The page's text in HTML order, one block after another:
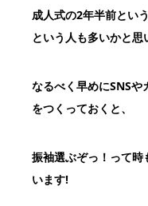
成人式の2年半前とい
という人も多いかと思
なるべく早めにSNS
をつくっておくと、
振袖選ぶぞっ！って
います!